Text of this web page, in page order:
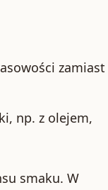
zamiast
np. z olejem,
smaku. W